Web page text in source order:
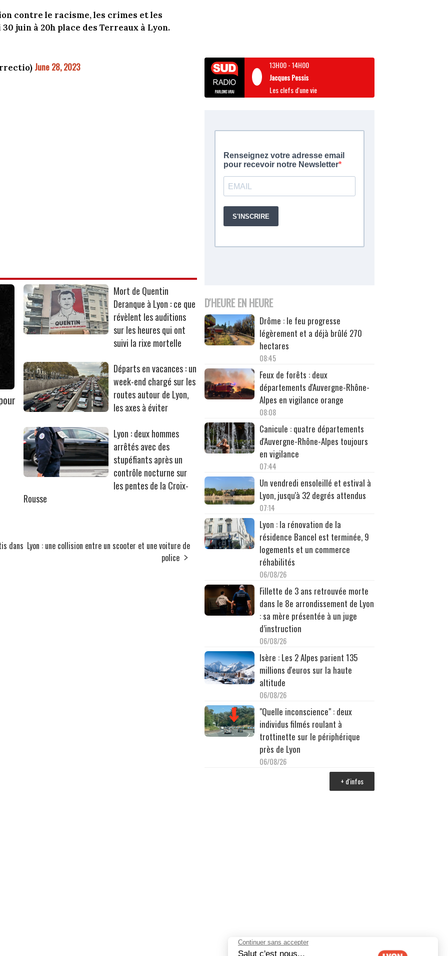
contre le racisme, les crimes et les
juin à 20h place des Terreaux à Lyon.
June 28, 2023
Mort de Quentin
Deranque à Lyon : ce que
révèlent les auditions
sur les heures qui ont
suivi la rixe mortelle
Départs en vacances : un
week-end chargé sur les
routes autour de Lyon,
les axes à éviter
Lyon : deux hommes
arrêtés avec des
stupéfiants après un
contrôle nocturne sur
les pentes de la Croix-
Rousse
dans Lyon : une collision entre un scooter et une voiture de
police
13H00-14H00
Jacques Pessis
Les clefs d'une vie
D'HEURE EN HEURE
Drôme : le feu progresse
légèrement et a déjà brûlé 270
hectares
08:45
Feux de forêts : deux
départements d'Auvergne-Rhône-
Alpes en vigilance orange
08:08
Canicule : quatre départements
d'Auvergne-Rhône-Alpes toujours
en vigilance
07:44
Un vendredi ensoleillé et estival à
Lyon, jusqu'à 32 degrés attendus
07:14
Lyon : la rénovation de la
résidence Bancel est terminée, 9
logements et un commerce
réhabilités
06/08/26
Fillette de 3 ans retrouvée morte
dans le 8e arrondissement de Lyon
: sa mère présentée à un juge
d’instruction
06/08/26
Isère : Les 2 Alpes parient 135
millions d'euros sur la haute
altitude
06/08/26
"Quelle inconscience" : deux
individus filmés roulant à
trottinette sur le périphérique
près de Lyon
06/08/26
+ d'infos